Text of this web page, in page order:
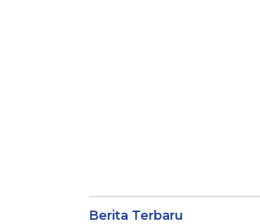
Berita Terbaru